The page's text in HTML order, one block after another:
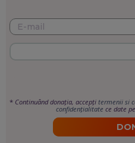
* Continuând donația, accepți termenii si
confidențialitate ce date